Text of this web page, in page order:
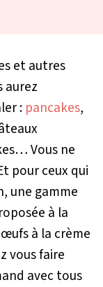
et autres
aurez
: pancakes,
Vous ne
pour ceux qui
une gamme
à la
à la crème
vous faire
avec tous